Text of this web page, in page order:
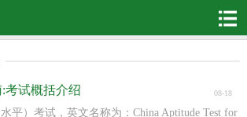
考试概括介绍 08-18
平）考试，英文名称为：China Aptitude Test for